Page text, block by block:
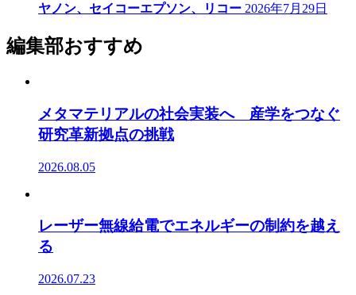
ヤノン、セイコーエプソン、リコー 2026年7月29日
編集部おすすめ
メタマテリアルの社会実装へ 産学をつなぐ
研究革新拠点の挑戦
2026.08.05
レーザー無線給電でエネルギーの制約を越え
る
2026.07.23